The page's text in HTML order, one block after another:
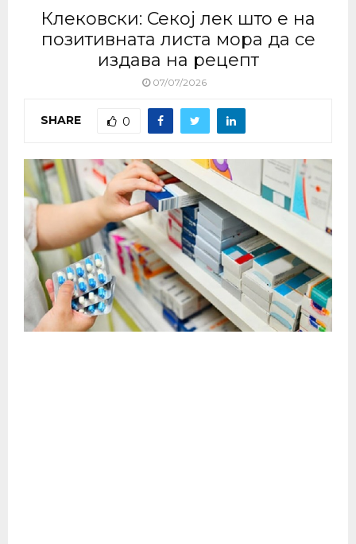
Клековски: Секој лек што е на
позитивната листа мора да се
издава на рецепт
07/07/2026
SHARE 0